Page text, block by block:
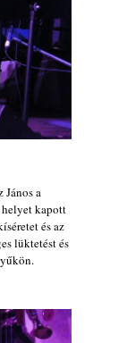
a
helyet kapott
és az
lüktetést és